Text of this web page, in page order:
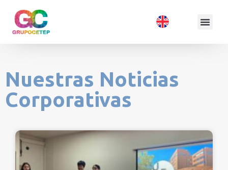
Nuestras Noticias
Corporativas